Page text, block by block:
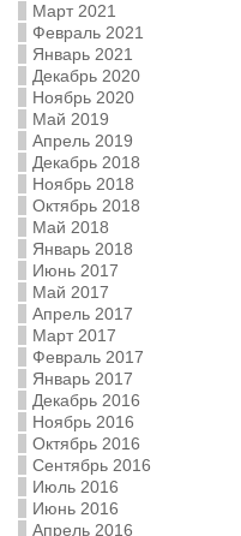
Март 2021
Февраль 2021
Январь 2021
Декабрь 2020
Ноябрь 2020
Май 2019
Апрель 2019
Декабрь 2018
Ноябрь 2018
Октябрь 2018
Май 2018
Январь 2018
Июнь 2017
Май 2017
Апрель 2017
Март 2017
Февраль 2017
Январь 2017
Декабрь 2016
Ноябрь 2016
Октябрь 2016
Сентябрь 2016
Июль 2016
Июнь 2016
Апрель 2016